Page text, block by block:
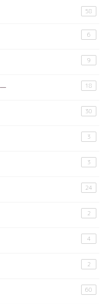
58
6
9
18
30
3
3
24
2
4
2
60